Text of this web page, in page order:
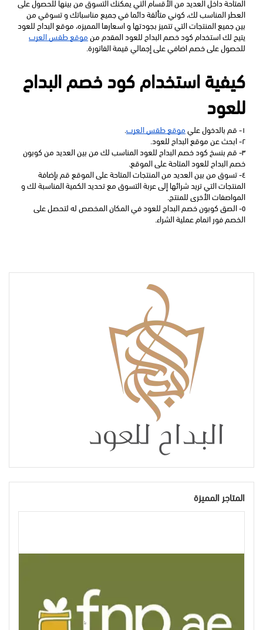
يتيح لك استخدام كود خصم البداح للعود المقدم من موقع طقس العرب
للحصول على خصم اضافي على إجمالي قيمة الفاتورة.
للعود
١- قم بالدخول علي موقع طقس العرب
٢- ابحث عن موقع البداح للعود.
خصم البداح للعود المتاحة على الموقع.
المواصفات الأخرى للمنتج.
الخصم فور اتمام عملية الشراء.
المتاجر المميزة